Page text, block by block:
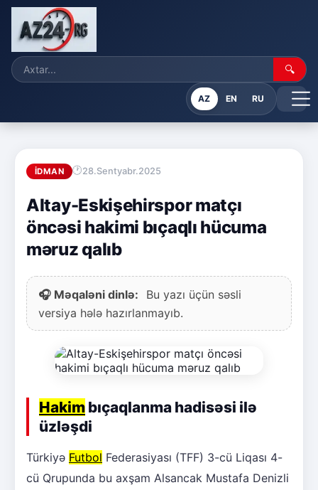
🔍
AZ EN RU
İDMAN 28.Sentyabr.2025
Altay-Eskişehirspor matçı
öncəsi hakimi bıçaqlı hücuma
məruz qalıb
🎧 Məqaləni dinlə:
Bu yazı üçün səsli
versiya hələ hazırlanmayıb.
Hakim bıçaqlanma hadisəsi ilə
üzləşdi
Türkiyə Futbol Federasiyası (TFF) 3-cü Liqası 4-
cü Qrupunda bu axşam Alsancak Mustafa Denizli